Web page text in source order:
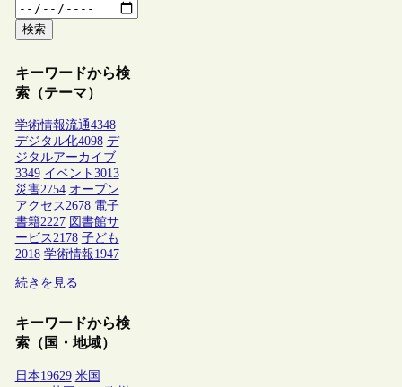
検索
キーワードから検
索（テーマ）
学術情報流通4348
デジタル化4098 デ
ジタルアーカイブ
3349 イベント 3013
災害2754 オープン
アクセス2678 電子
書籍2227 図書館サ
ービス2178 子ども
2018 学術情報1947
続きを見る
キーワードから検
索（国・地域）
日本19629 米国